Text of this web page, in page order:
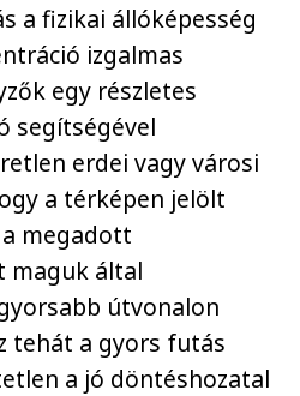
a fizikai állóképesség
izgalmas
egy részletes
segítségével
erdei vagy városi
a térképen jelölt
megadott
maguk által
útvonalon
tehát a gyors futás
a jó döntéshozatal